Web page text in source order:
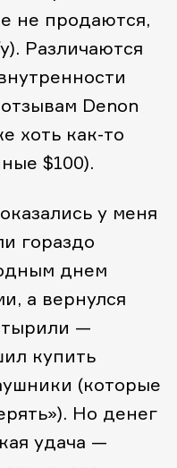
не продаются,
Различаются
Denon
хоть как-то
$100).
у меня
гораздо
днем
а вернулся
—
купить
(которые
Но денег
удача —